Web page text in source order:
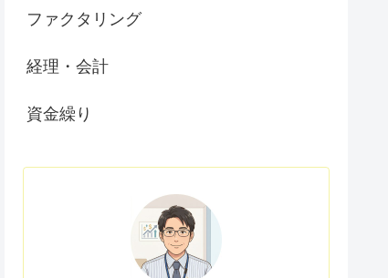
ファクタリング
経理・会計
資金繰り